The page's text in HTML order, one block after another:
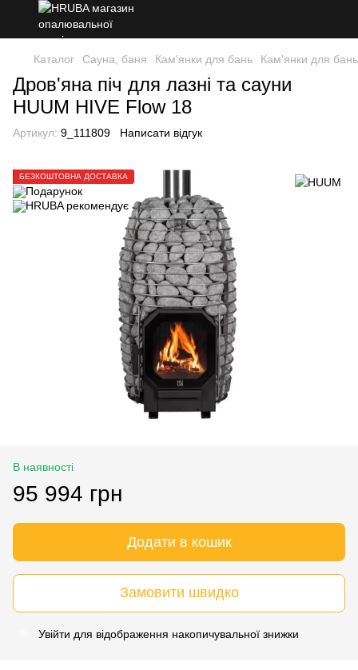
Каталог Сауна, баня Кам'янки для бань Кам'янки для
Дров'яна піч для лазні та сауни
HUUM HIVE Flow 18
Артикул: 9_111809 Написати відгук
БЕЗКОШТОВНА ДОСТАВКА
В наявності
95 994 грн
Додати в кошик
Замовити швидко
Увійти для відображення накопичувальної знижки